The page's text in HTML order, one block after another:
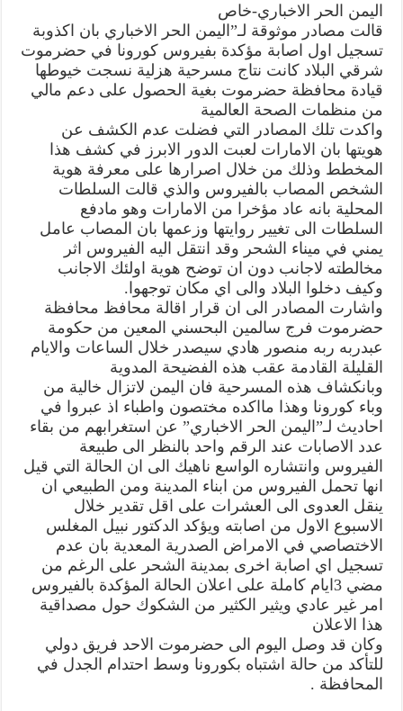
الاخباري”:
اكذوبة
تسجيل
اول
اصابة
بكورونا
في
كشفتها
الامارات
واقالة
المحافظ
البحسني
خلال
الساعات
القادمة
مغلقة
اليمن الحر الاخباري-خاص
قالت مصادر موثوقة لـ”اليمن الحر الاخباري بان اكذوبة
تسجيل اول اصابة مؤكدة بفيروس كورونا في حضرموت
شرقي البلاد كانت نتاج مسرحية هزلية نسجت خيوطها
قيادة محافظة حضرموت بغية الحصول على دعم مالي
من منظمات الصحة العالمية
واكدت تلك المصادر التي فضلت عدم الكشف عن
هويتها بان الامارات لعبت الدور الابرز في كشف هذا
المخطط وذلك من خلال اصرارها على معرفة هوية
الشخص المصاب بالفيروس والذي قالت السلطات
المحلية بانه عاد مؤخرا من الامارات وهو مادفع
السلطات الى تغيير روايتها وزعمها بان المصاب عامل
يمني في ميناء الشحر وقد انتقل اليه الفيروس اثر
مخالطته لاجانب دون ان توضح هوية اولئك الاجانب
وكيف دخلوا البلاد والى اي مكان توجهوا.
واشارت المصادر الى ان قرار اقالة محافظ محافظة
حضرموت فرج سالمين البحسني المعين من حكومة
عبدربه ربه منصور هادي سيصدر خلال الساعات والايام
القليلة القادمة عقب هذه الفضيحة المدوية
وبانكشاف هذه المسرحية فان اليمن لاتزال خالية من
وباء كورونا وهذا مااكده مختصون واطباء اذ عبروا في
احاديث لـ”اليمن الحر الاخباري” عن استغرابهم من بقاء
عدد الاصابات عند الرقم واحد بالنظر الى طبيعة
الفيروس وانتشاره الواسع ناهيك الى ان الحالة التي قيل
انها تحمل الفيروس من ابناء المدينة ومن الطبيعي ان
ينقل العدوى الى العشرات على اقل تقدير خلال
الاسبوع الاول من اصابته ويؤكد الدكتور نبيل المغلس
الاختصاصي في الامراض الصدرية المعدية بان عدم
تسجيل اي اصابة اخرى بمدينة الشحر على الرغم من
مضي 3ايام كاملة على اعلان الحالة المؤكدة بالفيروس
امر غير عادي ويثير الكثير من الشكوك حول مصداقية
هذا الاعلان
وكان قد وصل اليوم الى حضرموت الاحد فريق دولي
للتأكد من حالة اشتباه بكورونا وسط احتدام الجدل في
المحافظة .